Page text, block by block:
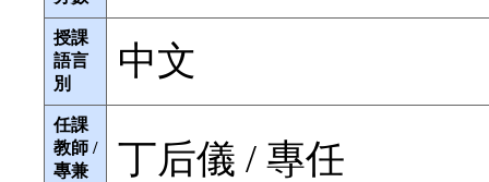
授課
語言
別
中文
任課
教師 /
專兼
丁后儀 / 專任